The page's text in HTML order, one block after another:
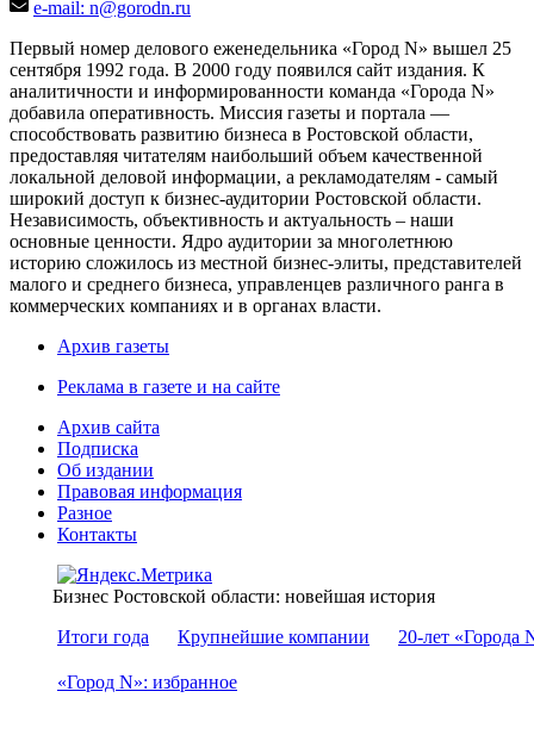
e-mail: n@gorodn.ru
Первый номер делового еженедельника «Город N» вышел 25
сентября 1992 года. В 2000 году появился сайт издания. К
аналитичности и информированности команда «Города N»
добавила оперативность. Миссия газеты и портала —
способствовать развитию бизнеса в Ростовской области,
предоставляя читателям наибольший объем качественной
локальной деловой информации, а рекламодателям - самый
широкий доступ к бизнес-аудитории Ростовской области.
Независимость, объективность и актуальность – наши
основные ценности. Ядро аудитории за многолетнюю
историю сложилось из местной бизнес-элиты, представителей
малого и среднего бизнеса, управленцев различного ранга в
коммерческих компаниях и в органах власти.
Архив газеты
Реклама в газете и на сайте
Архив сайта
Подписка
Об издании
Правовая информация
Разное
Контакты
Бизнес Ростовской области: новейшая история
Итоги года
Крупнейшие компании 20-лет «Города
«Город N»: избранное